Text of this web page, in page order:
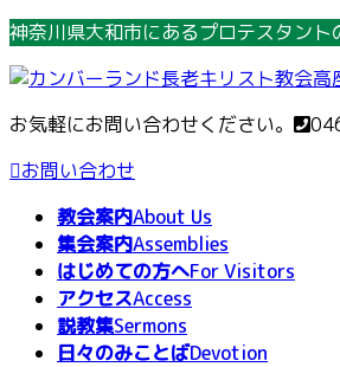
コ
テ
ン
ツ
へ
ナ
ゲ
ー
シ
ョ
神奈川県大和市にあるプロテスタント
お気軽にお問い合わせください。
お問い合わせ
教会案内About Us
集会案内Assemblies
はじめての方へFor Visitors
アクセスAccess
説教集Sermons
日々のみことばDevotion